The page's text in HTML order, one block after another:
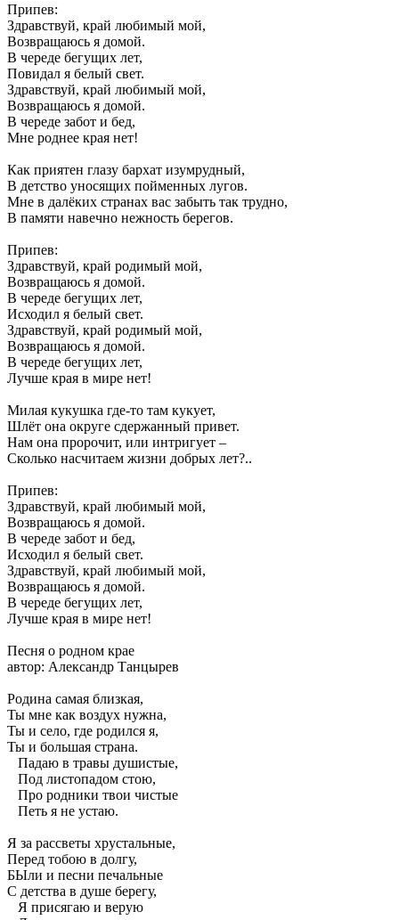
Припев:
Здравствуй, край любимый мой,
Возвращаюсь я домой.
В череде бегущих лет,
Повидал я белый свет.
Здравствуй, край любимый мой,
Возвращаюсь я домой.
В череде забот и бед,
Мне роднее края нет!
Как приятен глазу бархат изумрудный,
В детство уносящих пойменных лугов.
Мне в далёких странах вас забыть так трудно,
В памяти навечно нежность берегов.
Припев:
Здравствуй, край родимый мой,
Возвращаюсь я домой.
В череде бегущих лет,
Исходил я белый свет.
Здравствуй, край родимый мой,
Возвращаюсь я домой.
В череде бегущих лет,
Лучше края в мире нет!
Милая кукушка где-то там кукует,
Шлёт она округе сдержанный привет.
Нам она пророчит, или интригует –
Сколько насчитаем жизни добрых лет?..
Припев:
Здравствуй, край любимый мой,
Возвращаюсь я домой.
В череде забот и бед,
Исходил я белый свет.
Здравствуй, край любимый мой,
Возвращаюсь я домой.
В череде бегущих лет,
Лучше края в мире нет!
Песня о родном крае
автор: Александр Танцырев
Родина самая близкая,
Ты мне как воздух нужна,
Ты и село, где родился я,
Ты и большая страна.
Падаю в травы душистые,
Под листопадом стою,
Про родники твои чистые
Петь я не устаю.
Я за рассветы хрустальные,
Перед тобою в долгу,
БЫли и песни печальные
С детства в душе берегу,
Я присягаю и верую